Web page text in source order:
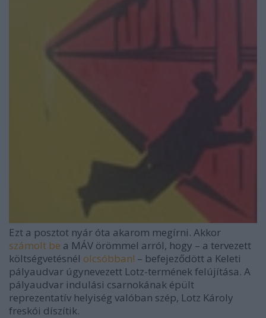
Ezt a posztot nyár óta akarom megírni. Akkor
számolt be a MÁV örömmel arról, hogy – a tervezett
költségvetésnél olcsóbban! – befejeződött a Keleti
pályaudvar úgynevezett Lotz-termének felújítása. A
pályaudvar indulási csarnokának épült
reprezentatív helyiség valóban szép, Lotz Károly
freskói díszítik.